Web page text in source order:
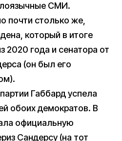
СМИ.
почти столько же,
который в итоге
2020 года и сенатора от
(он был его
Габбард успела
обоих демократов. В
официальную
Сандерсу (на тот